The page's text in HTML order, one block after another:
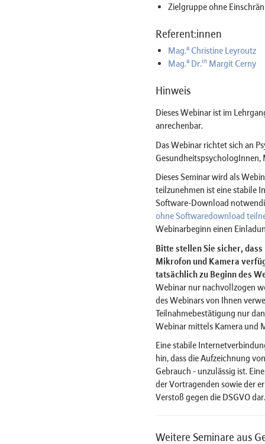
Zielgruppe ohne
Referent:innen
Mag. aChristine Leyroutz
Mag. aDr. in Margit Cerny
Hinweis
Dieses Webinar ist im
anrechenbar.
Das Webinar richtet sich an
GesundheitspsychologInnen,
Dieses Seminar wird als
teilzunehmen ist eine stabile
Software-Download
ohne Softwaredownload
Webinarbeginn einen
Bitte stellen Sie sicher,
Mikrofon und Kamera
tatsächlich zu Beginn des
Webinar nur nachvollzogen
des Webinars von Ihnen
Teilnahmebestätigung nur
Webinar mittels Kamera und
Eine stabile
hin, dass die Aufzeichnung
Gebrauch - unzulässig ist.
der Vortragenden sowie der
Verstoß gegen die DSGVO dar.
Weitere Seminare aus